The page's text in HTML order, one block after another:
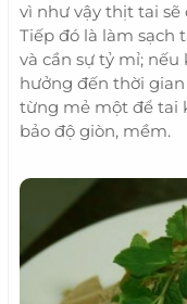
vì như vậy thịt tai
Tiếp đó là làm sạch
và cần sự tỷ mỉ; nếu
hưởng đến thời
từng mẻ một để tai
bảo độ giòn, mềm.